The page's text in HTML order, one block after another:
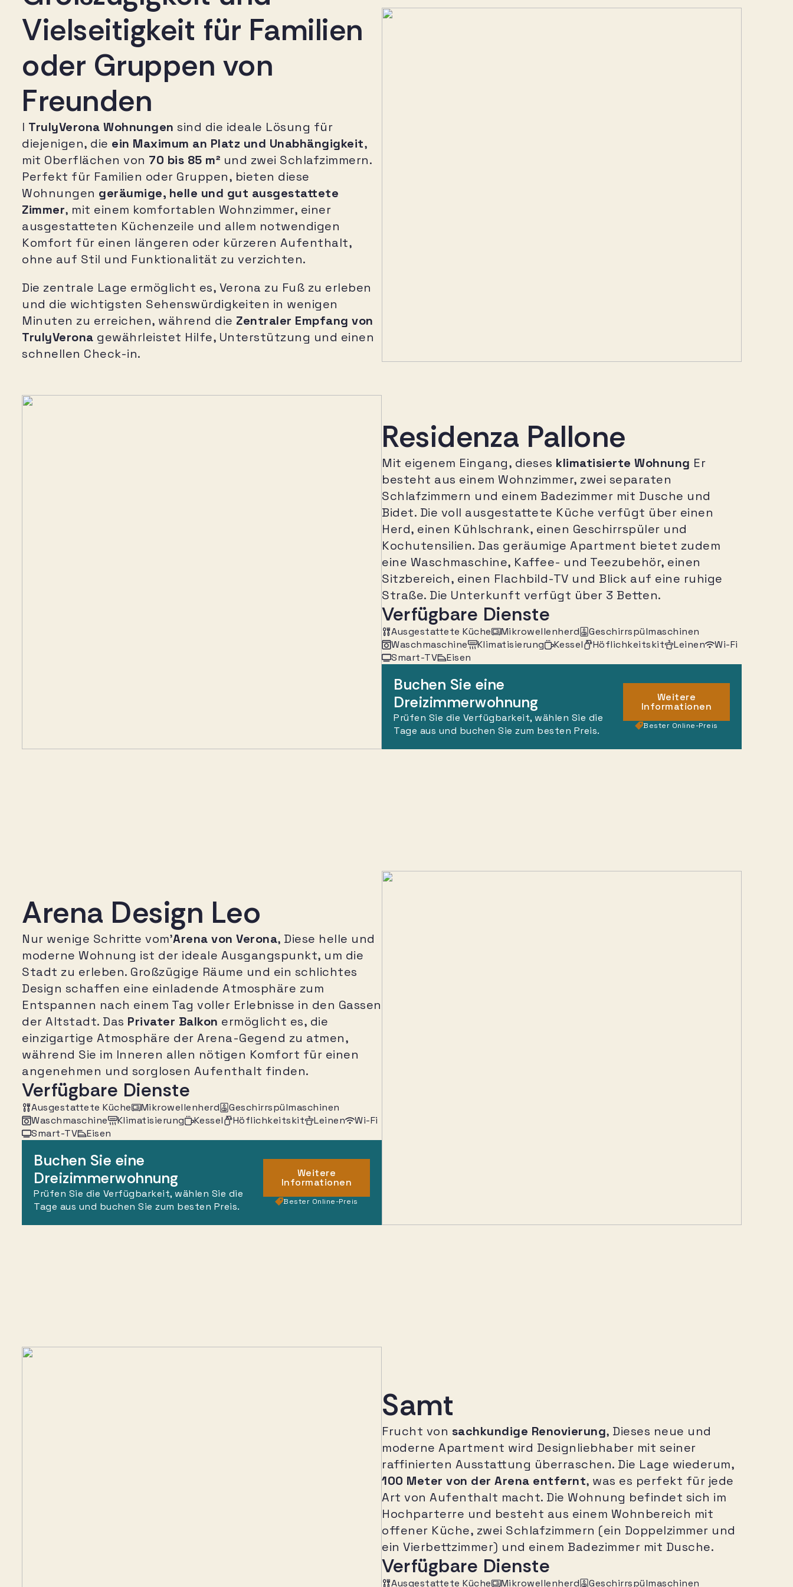
Vielseitigkeit für Familien
oder Gruppen von
Freunden
I TrulyVerona Wohnungen sind die ideale Lösung für
diejenigen, die ein Maximum an Platz und Unabhängigkeit,
mit Oberflächen von 70 bis 85 m² und zwei Schlafzimmern.
Perfekt für Familien oder Gruppen, bieten diese
Wohnungen geräumige, helle und gut ausgestattete
Zimmer, mit einem komfortablen Wohnzimmer, einer
ausgestatteten Küchenzeile und allem notwendigen
Komfort für einen längeren oder kürzeren Aufenthalt,
ohne auf Stil und Funktionalität zu verzichten.
Die zentrale Lage ermöglicht es, Verona zu Fuß zu erleben
und die wichtigsten Sehenswürdigkeiten in wenigen
Minuten zu erreichen, während die Zentraler Empfang von
TrulyVerona gewährleistet Hilfe, Unterstützung und einen
schnellen Check-in.
Residenza Pallone
Mit eigenem Eingang, dieses klimatisierte Wohnung Er
besteht aus einem Wohnzimmer, zwei separaten
Schlafzimmern und einem Badezimmer mit Dusche und
Bidet. Die voll ausgestattete Küche verfügt über einen
Herd, einen Kühlschrank, einen Geschirrspüler und
Kochutensilien. Das geräumige Apartment bietet zudem
eine Waschmaschine, Kaffee- und Teezubehör, einen
Sitzbereich, einen Flachbild-TV und Blick auf eine ruhige
Straße. Die Unterkunft verfügt über 3 Betten.
Verfügbare Dienste
Ausgestattete Küche Mikrowellenherd
Geschirrspülmaschinen
Waschmaschine
Klimatisierung Kessel Höflichkeitskit Leinen
Wi-Fi
Smart-TV
Eisen
Buchen Sie eine
Dreizimmerwohnung
Prüfen Sie die Verfügbarkeit, wählen Sie die
Tage aus und buchen Sie zum besten Preis.
Weitere
Informationen
Bester Online-Preis
Arena Design Leo
Nur wenige Schritte vom’Arena von Verona, Diese helle und
moderne Wohnung ist der ideale Ausgangspunkt, um die
Stadt zu erleben. Großzügige Räume und ein schlichtes
Design schaffen eine einladende Atmosphäre zum
Entspannen nach einem Tag voller Erlebnisse in den Gassen
der Altstadt. Das Privater Balkon ermöglicht es, die
einzigartige Atmosphäre der Arena-Gegend zu atmen,
während Sie im Inneren allen nötigen Komfort für einen
angenehmen und sorglosen Aufenthalt finden.
Verfügbare Dienste
Ausgestattete Küche Mikrowellenherd
Geschirrspülmaschinen
Waschmaschine
Klimatisierung Kessel Höflichkeitskit Leinen
Wi-Fi
Smart-TV
Eisen
Buchen Sie eine
Dreizimmerwohnung
Prüfen Sie die Verfügbarkeit, wählen Sie die
Tage aus und buchen Sie zum besten Preis.
Weitere
Informationen
Bester Online-Preis
Samt
Frucht von sachkundige Renovierung, Dieses neue und
moderne Apartment wird Designliebhaber mit seiner
raffinierten Ausstattung überraschen. Die Lage wiederum,
100 Meter von der Arena entfernt, was es perfekt für jede
Art von Aufenthalt macht. Die Wohnung befindet sich im
Hochparterre und besteht aus einem Wohnbereich mit
offener Küche, zwei Schlafzimmern (ein Doppelzimmer und
ein Vierbettzimmer) und einem Badezimmer mit Dusche.
Verfügbare Dienste
Ausgestattete Küche Mikrowellenherd Geschirrspülmaschinen